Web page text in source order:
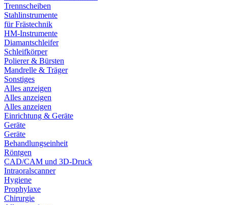
Trennscheiben
Stahlinstrumente
für Frästechnik
HM-Instrumente
Diamantschleifer
Schleifkörper
Polierer & Bürsten
Mandrelle & Träger
Sonstiges
Alles anzeigen
Alles anzeigen
Alles anzeigen
Einrichtung & Geräte
Geräte
Geräte
Behandlungseinheit
Röntgen
CAD/CAM und 3D-Druck
Intraoralscanner
Hygiene
Prophylaxe
Chirurgie